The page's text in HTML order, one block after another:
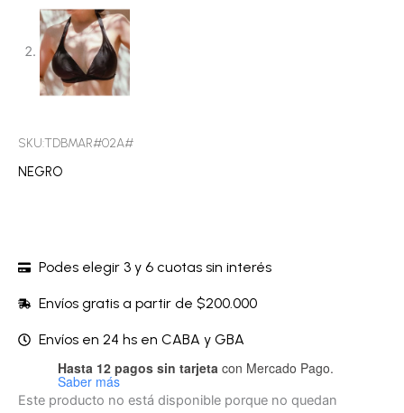
SKU:TDBMAR#02A#
NEGRO
Podes elegir 3 y 6 cuotas sin interés
Envíos gratis a partir de $200.000
Envíos en 24 hs en CABA y GBA
Hasta 12 pagos sin tarjeta con Mercado Pago.
Saber más
Este producto no está disponible porque no quedan